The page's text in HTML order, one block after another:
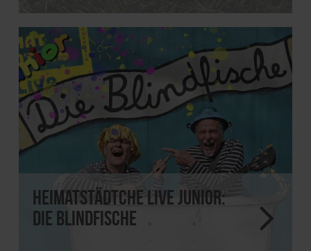
Heimatstädtche Live JUNIOR:
Die Blindfische